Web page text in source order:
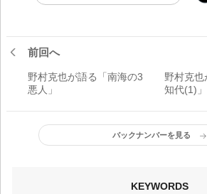
前回へ
野村克也が語る「南海の3
悪人」
野村克
知代(1)」
バックナンバーを見る
KEYWORDS